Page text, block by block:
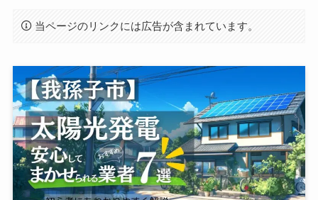
当ページのリンクには広告が含まれています。